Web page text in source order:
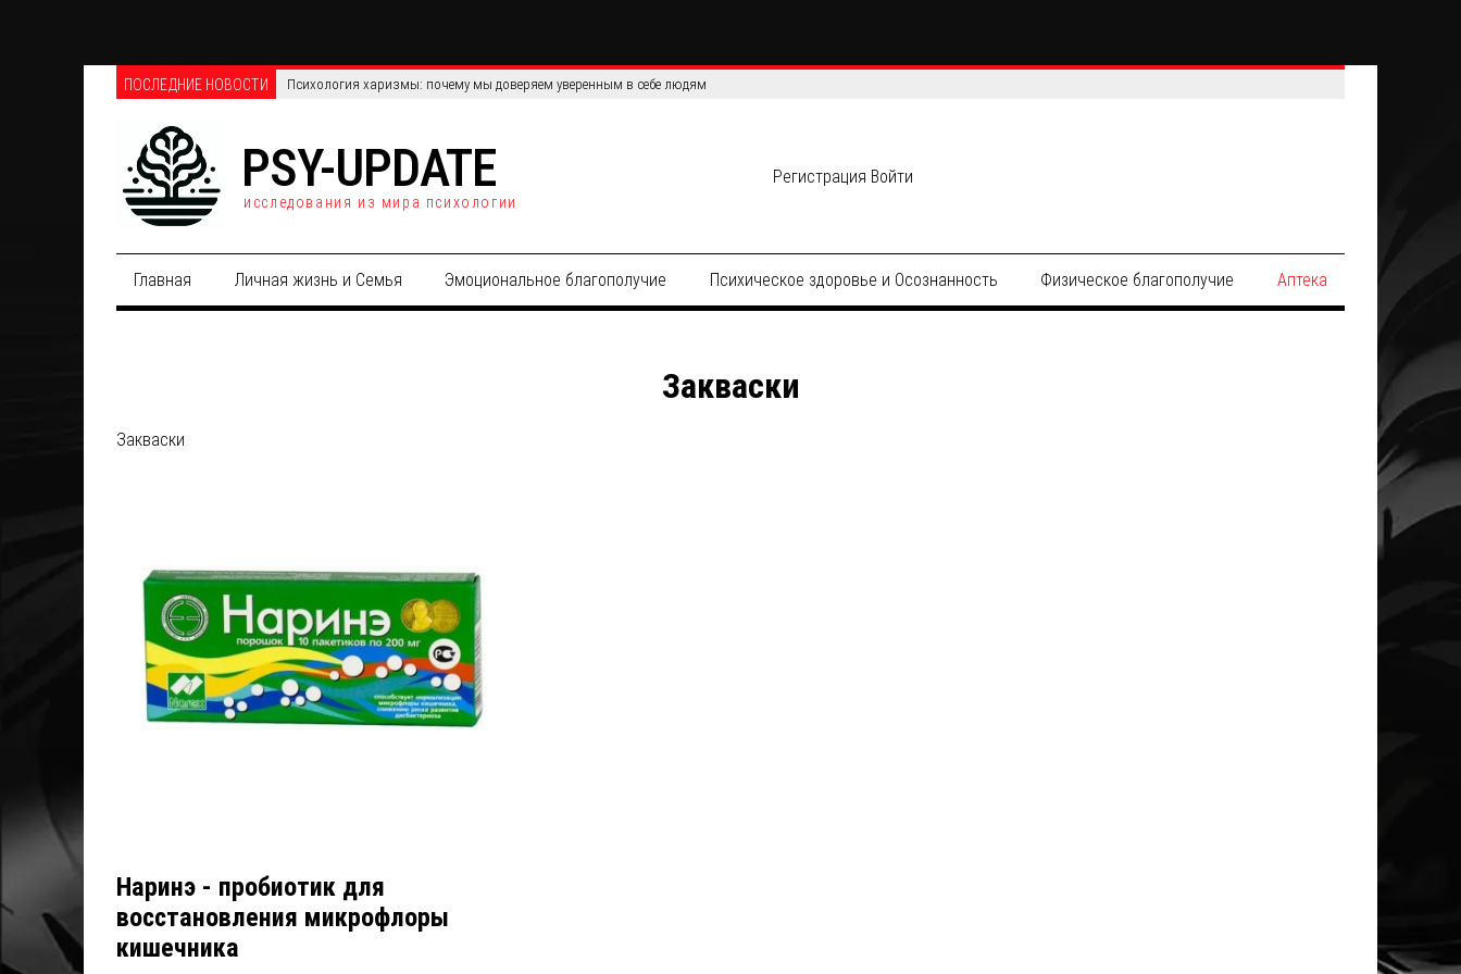
ПОСЛЕДНИЕ НОВОСТИ Психология харизмы: почему мы доверяем уверенным в себе людям
PSY-UPDATE
исследования из мира психологии
Регистрация Войти
Главная Личная жизнь и Семья Эмоциональное благополучие Психическое здоровье и Осознанность Физическое благополучие Аптека
Закваски
Закваски
Наринэ - пробиотик для
восстановления микрофлоры
кишечника